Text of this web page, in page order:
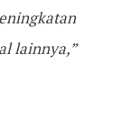
lainnya,”